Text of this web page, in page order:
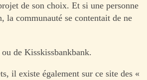
de son choix. Et si une personne
la communauté se contentait de ne
de Kisskissbankbank.
il existe également sur ce site des «